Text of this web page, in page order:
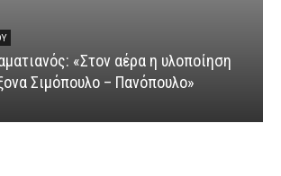
«Στον αέρα η υλοποίηση
Σιμόπουλο – Πανόπουλο»